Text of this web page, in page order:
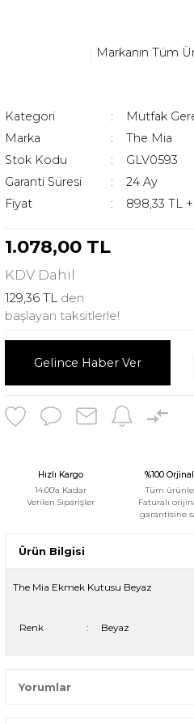
Markanın Tüm
Kategori
Mutfak
Marka
The Mia
Stok Kodu
GLV0593
Garanti Süresi
24 Ay
Fiyat
898,33 TL
1.078,00 TL
KDV Dahil
129,36 TL den
başlayan taksitlerle!
Gelince Haber Ver
Hızlı Kargo
14:00'a Kadar
Verilen Siparişler
%100
Tüm
Faturalı
garantisine
Ürün Bilgisi
The Mia Ekmek Kutusu Beyaz
Renk : Beyaz
Yorumlar